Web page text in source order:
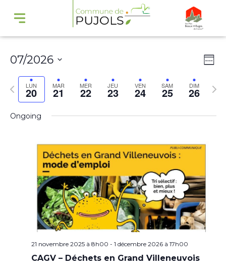
07/2026
Select
date.
LUN
20 MAR
21 MER
22 JEU
23 VEN
24 SAM
25 DIM
26
Previous
week
Ongoing
21 novembre 2025 à 8h00 - 1 décembre 2026 à 17h00
CAGV – Déchets en Grand Villeneuvois